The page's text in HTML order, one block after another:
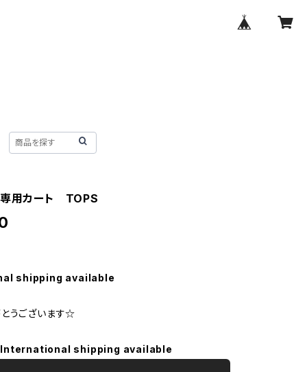
用カート TOPS
shipping available
うございます☆
International shipping available